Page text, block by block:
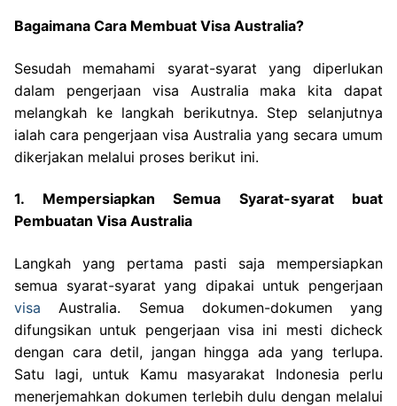
Bagaimana Cara Membuat Visa Australia?
Sesudah memahami syarat-syarat yang diperlukan
dalam pengerjaan visa Australia maka kita dapat
melangkah ke langkah berikutnya. Step selanjutnya
ialah cara pengerjaan visa Australia yang secara umum
dikerjakan melalui proses berikut ini.
1. Mempersiapkan Semua Syarat-syarat buat
Pembuatan Visa Australia
Langkah yang pertama pasti saja mempersiapkan
semua syarat-syarat yang dipakai untuk pengerjaan
visa Australia. Semua dokumen-dokumen yang
difungsikan untuk pengerjaan visa ini mesti dicheck
dengan cara detil, jangan hingga ada yang terlupa.
Satu lagi, untuk Kamu masyarakat Indonesia perlu
menerjemahkan dokumen terlebih dulu dengan melalui